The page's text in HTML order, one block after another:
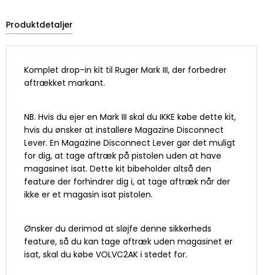
Produktdetaljer
Komplet drop-in kit til Ruger Mark III, der forbedrer
aftrækket markant.
NB. Hvis du ejer en Mark III skal du IKKE købe dette kit,
hvis du ønsker at installere Magazine Disconnect
Lever. En Magazine Disconnect Lever gør det muligt
for dig, at tage aftræk på pistolen uden at have
magasinet isat. Dette kit bibeholder altså den
feature der forhindrer dig i, at tage aftræk når der
ikke er et magasin isat pistolen.
Ønsker du derimod at sløjfe denne sikkerheds
feature, så du kan tage aftræk uden magasinet er
isat, skal du købe VOLVC2AK i stedet for.